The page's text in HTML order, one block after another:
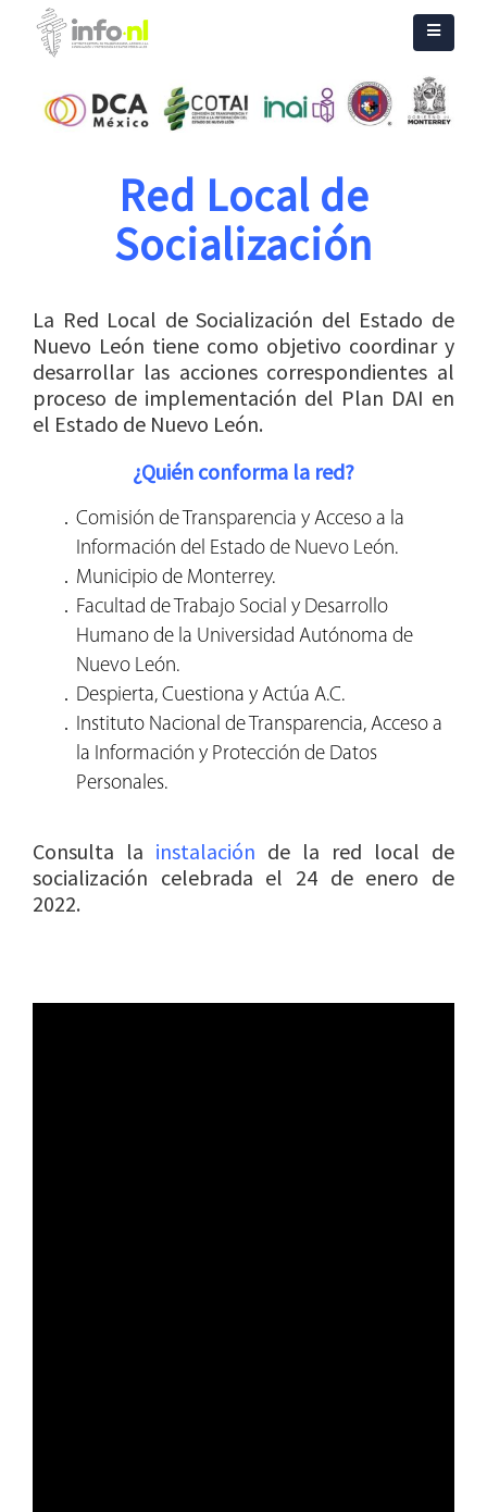
Red Local de
Socialización
La Red Local de Socialización del Estado de
Nuevo León tiene como objetivo coordinar y
desarrollar las acciones correspondientes al
proceso de implementación del Plan DAI en
el Estado de Nuevo León.
¿Quién conforma la red?
Comisión de Transparencia y Acceso a la
Información del Estado de Nuevo León.
Municipio de Monterrey.
Facultad de Trabajo Social y Desarrollo
Humano de la Universidad Autónoma de
Nuevo León.
Despierta, Cuestiona y Actúa A.C.
Instituto Nacional de Transparencia, Acceso a
la Información y Protección de Datos
Personales.
Consulta la instalación de la red local de
socialización celebrada el 24 de enero de
2022.